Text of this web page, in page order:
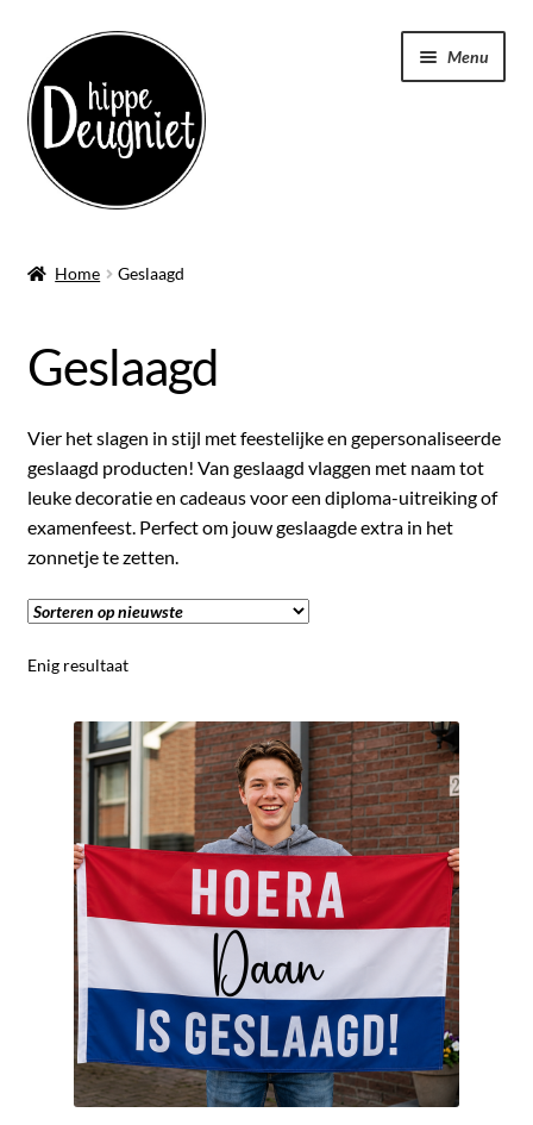
door
naar
navigatie
naar
de
inhoud
Menu
Kleding
Tassen
Keukenschort
Uitverkoop
Klantenservice
Home Geslaagd
Geslaagd
Vier het slagen in stijl met feestelijke en gepersonaliseerde
geslaagd producten! Van geslaagd vlaggen met naam tot
leuke decoratie en cadeaus voor een diploma-uitreiking of
examenfeest. Perfect om jouw geslaagde extra in het
zonnetje te zetten.
Enig resultaat